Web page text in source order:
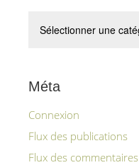
Méta
Connexion
Flux des publications
Flux des commentaires